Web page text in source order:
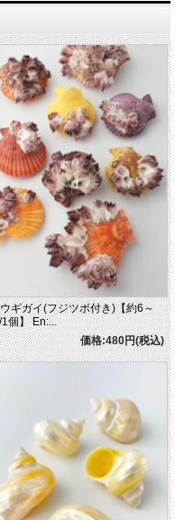
ギガイ(フジツボ付き)【約6～
個】 En:...
価格:480円(税込)